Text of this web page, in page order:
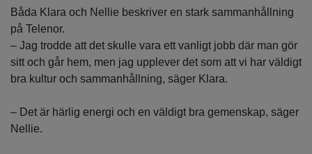
Båda Klara och Nellie beskriver en stark sammanhållning
på Telenor.
– Jag trodde att det skulle vara ett vanligt jobb där man gör
sitt och går hem, men jag upplever det som att vi har väldigt
bra kultur och sammanhållning, säger Klara.
– Det är härlig energi och en väldigt bra gemenskap, säger
Nellie.